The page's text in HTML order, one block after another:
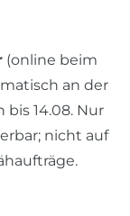
(online beim
an der
bis 14.08. Nur
nicht auf